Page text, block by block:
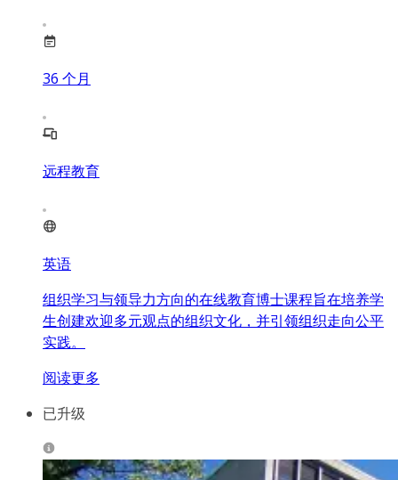
36 个月
远程教育
英语
组织学习与领导力方向的在线教育博士课程旨在培养学
生创建欢迎多元观点的组织文化，并引领组织走向公平
实践。
阅读更多
已升级